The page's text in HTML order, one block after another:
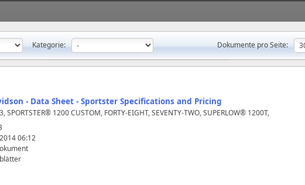
Dokumente pro Seite:
Kategorie:
- Data Sheet - Sportster Specifications and Pricing
SPORTSTER® 1200 CUSTOM, FORTY-EIGHT, SEVENTY-TWO, SUPERLOW® 1200T,
06:12